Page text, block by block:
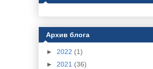
Архив блога
► 2022 (1)
► 2021 (36)